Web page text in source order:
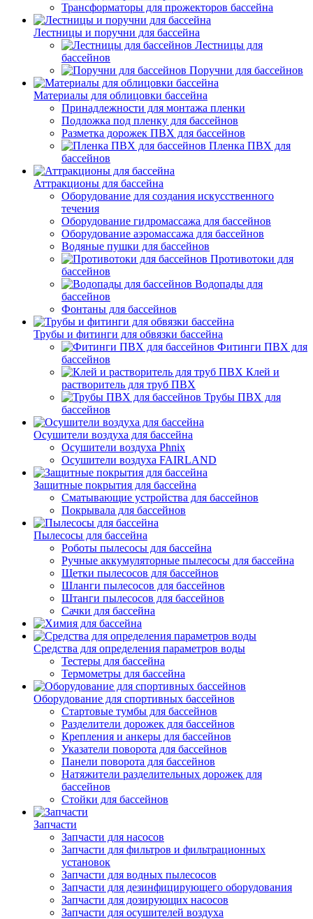
Трансформаторы для прожекторов бассейна
Лестницы и поручни для бассейна
Лестницы для
бассейнов
Поручни для бассейнов
Материалы для облицовки бассейна
Принадлежности для монтажа пленки
Подложка под пленку для бассейнов
Разметка дорожек ПВХ для бассейнов
Пленка ПВХ для
бассейнов
Аттракционы для бассейна
Оборудование для создания искусственного
течения
Оборудование гидромассажа для бассейнов
Оборудование аэромассажа для бассейнов
Водяные пушки для бассейнов
Противотоки для
бассейнов
Водопады для
бассейнов
Фонтаны для бассейнов
Трубы и фитинги для обвязки бассейна
Фитинги ПВХ для
бассейнов
Клей и
растворитель для труб ПВХ
Трубы ПВХ для
бассейнов
Осушители воздуха для бассейна
Осушители воздуха Phnix
Осушители воздуха FAIRLAND
Защитные покрытия для бассейна
Сматывающие устройства для бассейнов
Покрывала для бассейнов
Пылесосы для бассейна
Роботы пылесосы для бассейна
Ручные аккумуляторные пылесосы для бассейна
Щетки пылесосов для бассейнов
Шланги пылесосов для бассейнов
Штанги пылесосов для бассейнов
Сачки для бассейна
Средства для определения параметров воды
Тестеры для бассейна
Термометры для бассейна
Оборудование для спортивных бассейнов
Стартовые тумбы для бассейнов
Разделители дорожек для бассейнов
Крепления и анкеры для бассейнов
Указатели поворота для бассейнов
Панели поворота для бассейнов
Натяжители разделительных дорожек для
бассейнов
Стойки для бассейнов
Запчасти
Запчасти для насосов
Запчасти для фильтров и фильтрационных
установок
Запчасти для водных пылесосов
Запчасти для дезинфицирующего оборудования
Запчасти для дозирующих насосов
Запчасти для осушителей воздуха